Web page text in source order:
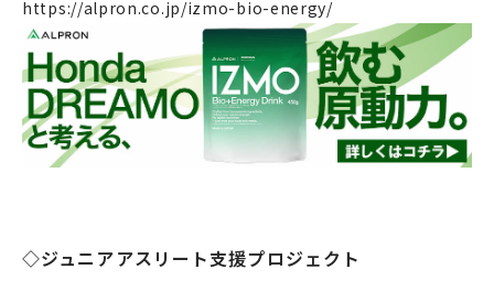
https://alpron.co.jp/izmo-bio-energy/
◇ジュニアアスリート支援プロジェクト